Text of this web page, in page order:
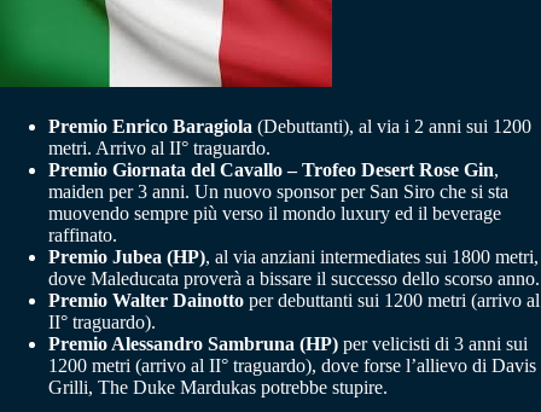
Premio Enrico Baragiola (Debuttanti), al via i 2 anni sui 1200
metri. Arrivo al II° traguardo.
Premio Giornata del Cavallo – Trofeo Desert Rose Gin,
maiden per 3 anni. Un nuovo sponsor per San Siro che si sta
muovendo sempre più verso il mondo luxury ed il beverage
raffinato.
Premio Jubea (HP), al via anziani intermediates sui 1800 metri,
dove Maleducata proverà a bissare il successo dello scorso anno.
Premio Walter Dainotto per debuttanti sui 1200 metri (arrivo al
II° traguardo).
Premio Alessandro Sambruna (HP) per velicisti di 3 anni sui
1200 metri (arrivo al II° traguardo), dove forse l’allievo di Davis
Grilli, The Duke Mardukas potrebbe stupire.